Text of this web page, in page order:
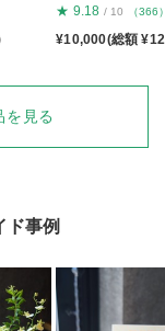
★ 9.18 / 10 （366
¥10,000(総額
見る
ド事例